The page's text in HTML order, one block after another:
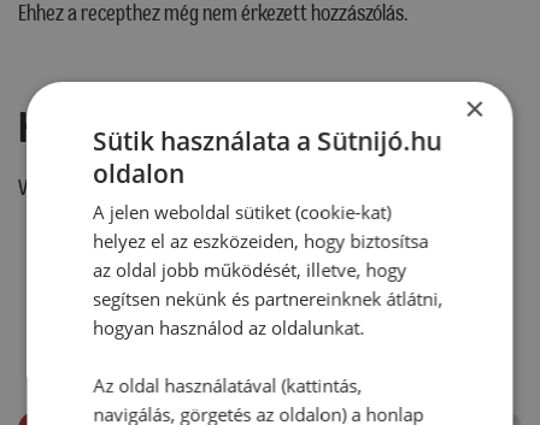
Ehhez a recepthez még nem érkezett hozzászólás.
Hozzászólás írása
Vélemény írásához, kérjük,
RECEPTAJÁNLÓ
×
Sütik használata a Sütnijó.hu
oldalon
A jelen weboldal sütiket (cookie-kat)
helyez el az eszközeiden, hogy biztosítsa
az oldal jobb működését, illetve, hogy
segítsen nekünk és partnereinknek átlátni,
hogyan használod az oldalunkat.
Az oldal használatával (kattintás,
navigálás, görgetés az oldalon) a honlap